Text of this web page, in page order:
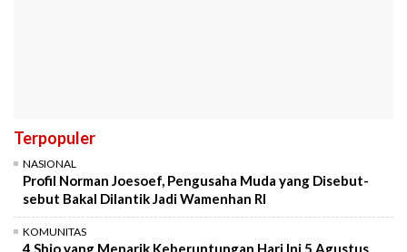
Terpopuler
NASIONAL
Profil Norman Joesoef, Pengusaha Muda yang Disebut-
sebut Bakal Dilantik Jadi Wamenhan RI
KOMUNITAS
4 Shio yang Menarik Keberuntungan Hari Ini 5 Agustus